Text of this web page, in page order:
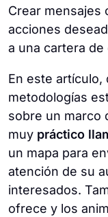
Crear mensajes
acciones
a una cartera
En este
metodologías
sobre un marco
muy práctico
un mapa para
atención de su
interesados.
ofrece y los